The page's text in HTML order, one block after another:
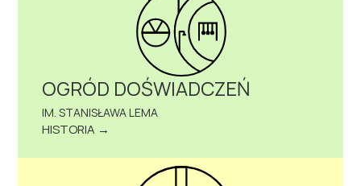
OGRÓD DOŚWIADCZEŃ
IM. STANISŁAWA LEMA
HISTORIA →